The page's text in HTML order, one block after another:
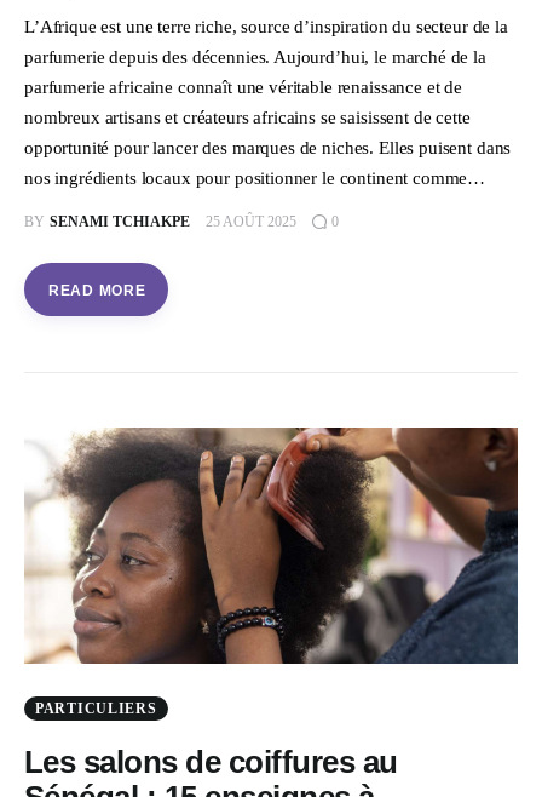
L’Afrique est une terre riche, source d’inspiration du secteur de la
parfumerie depuis des décennies. Aujourd’hui, le marché de la
parfumerie africaine connaît une véritable renaissance et de
nombreux artisans et créateurs africains se saisissent de cette
opportunité pour lancer des marques de niches. Elles puisent dans
nos ingrédients locaux pour positionner le continent comme…
BY SENAMI TCHIAKPE 25 AOÛT 2025 0
READ MORE
PARTICULIERS
Les salons de coiffures au